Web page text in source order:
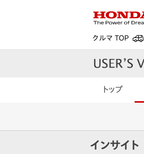
クルマ TOP
トップ
インサイト